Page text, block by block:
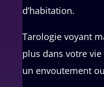
d’habitation.
Tarologie voyant
plus dans votre
un envoutement